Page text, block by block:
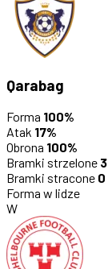
Qarabag
Forma 100%
Atak 17%
Obrona 100%
Bramki strzelone 3
Bramki stracone 0
Forma w lidze
W